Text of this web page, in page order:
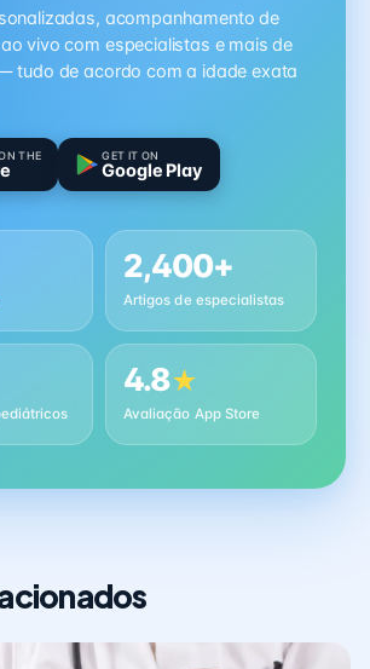
acompanhamento de
vivo com especialistas e mais de
tudo de acordo com a idade exata
THE GET IT ON
Google Play
2,400+
Artigos de especialistas
4.8★
Avaliação App Store